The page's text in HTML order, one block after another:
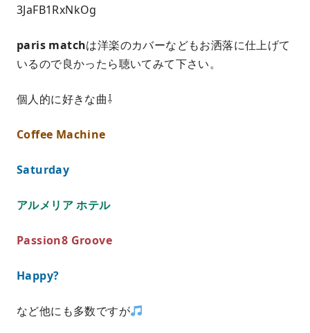
3JaFB1RxNkOg
paris matchは洋楽のカバーなどもお洒落に仕上げて
いるので良かったら聴いてみて下さい。
個人的に好きな曲⇩
Coffee Machine
Saturday
アルメリア ホテル
Passion8 Groove
Happy?
など他にも多数ですが